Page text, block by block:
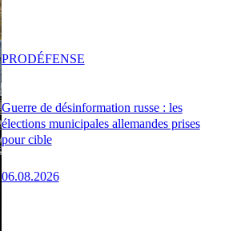
Guerre de désinformation russe : les
élections municipales allemandes prises
pour cible
06.08.2026
PRODÉFENSE